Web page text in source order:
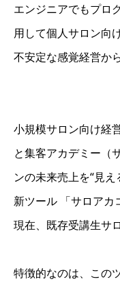
エンジニアでもプロ
用して個人サロン向
不安定な感覚経営か
小規模サロン向け経
と集客アカデミー（
ンの未来売上を“見
新ツール 「サロアカ
現在、既存受講生サ
特徴的なのは、この